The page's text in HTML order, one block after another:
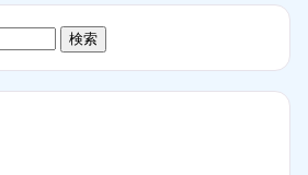
検索